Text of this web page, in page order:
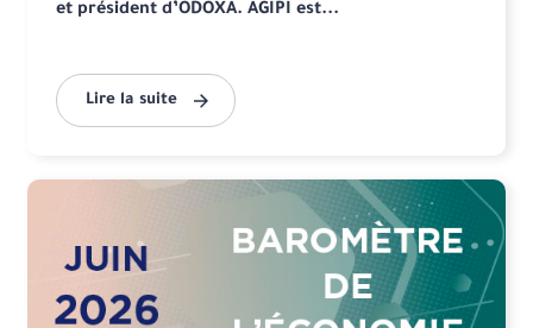
et président d’ODOXA. AGIPI est...
Lire la suite